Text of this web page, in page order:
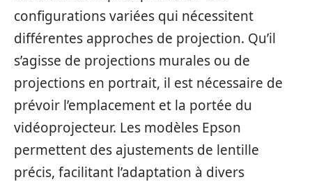
configurations variées qui nécessitent
différentes approches de projection. Qu’il
s’agisse de projections murales ou de
projections en portrait, il est nécessaire de
prévoir l’emplacement et la portée du
vidéoprojecteur. Les modèles Epson
permettent des ajustements de lentille
précis, facilitant l’adaptation à divers